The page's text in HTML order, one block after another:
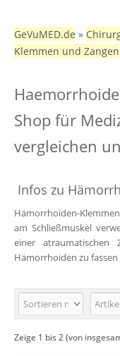
GeVuMED.de »
Klemmen und Zangen
Shop für
vergleichen
Infos zu
Hämorrhoiden-
am Schließmuskel
einer atraumatischen
Hämorrhoiden zu
Zeige 1 bis 2(von